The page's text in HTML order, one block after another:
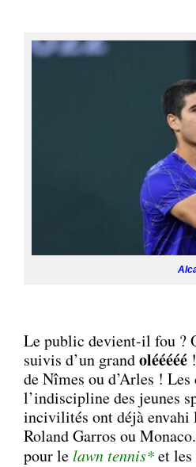
Le public devient-il fou ?
suivis d’un grandolééééé
de Nîmes ou d’Arles !
l’indiscipline des jeunes
incivilités ont déjà envahi
Roland Garros ou
pour lelawn tennis*et